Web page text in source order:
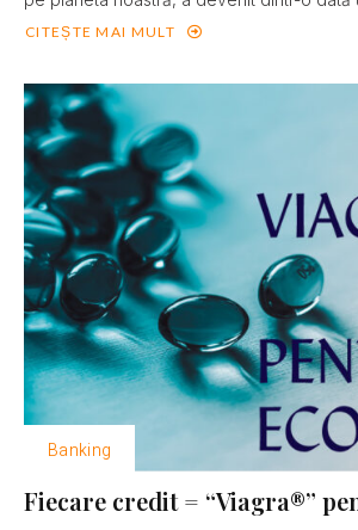
CITEȘTE MAI MULT
Banking
Fiecare credit = “Viagra®”